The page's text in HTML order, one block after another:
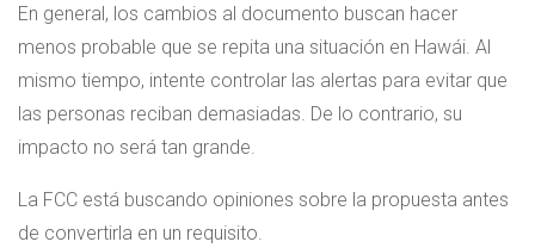
En general, los cambios al documento buscan hacer
menos probable que se repita una situación en Hawái. Al
mismo tiempo, intente controlar las alertas para evitar que
las personas reciban demasiadas. De lo contrario, su
impacto no será tan grande.
La FCC está buscando opiniones sobre la propuesta antes
de convertirla en un requisito.